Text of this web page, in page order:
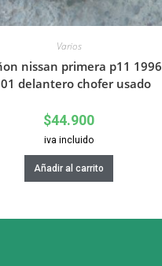
Varios
nissan primera p11 1996
delantero chofer usado
$44.900
iva incluido
Añadir al carrito